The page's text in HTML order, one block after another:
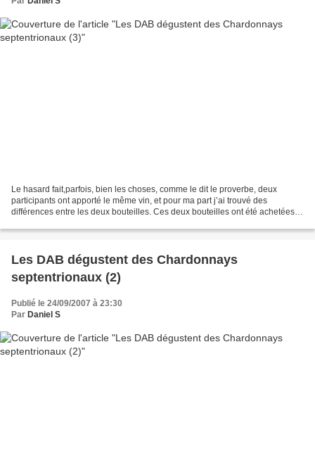
Le hasard fait,parfois, bien les choses, comme le dit le proverbe, deux
participants ont apporté le même vin, et pour ma part j’ai trouvé des
différences entre les deux bouteilles. Ces deux bouteilles ont été achetées
Les DAB dégustent des Chardonnays
septentrionaux (2)
Publié le 24/09/2007 à 23:30
Par Daniel S